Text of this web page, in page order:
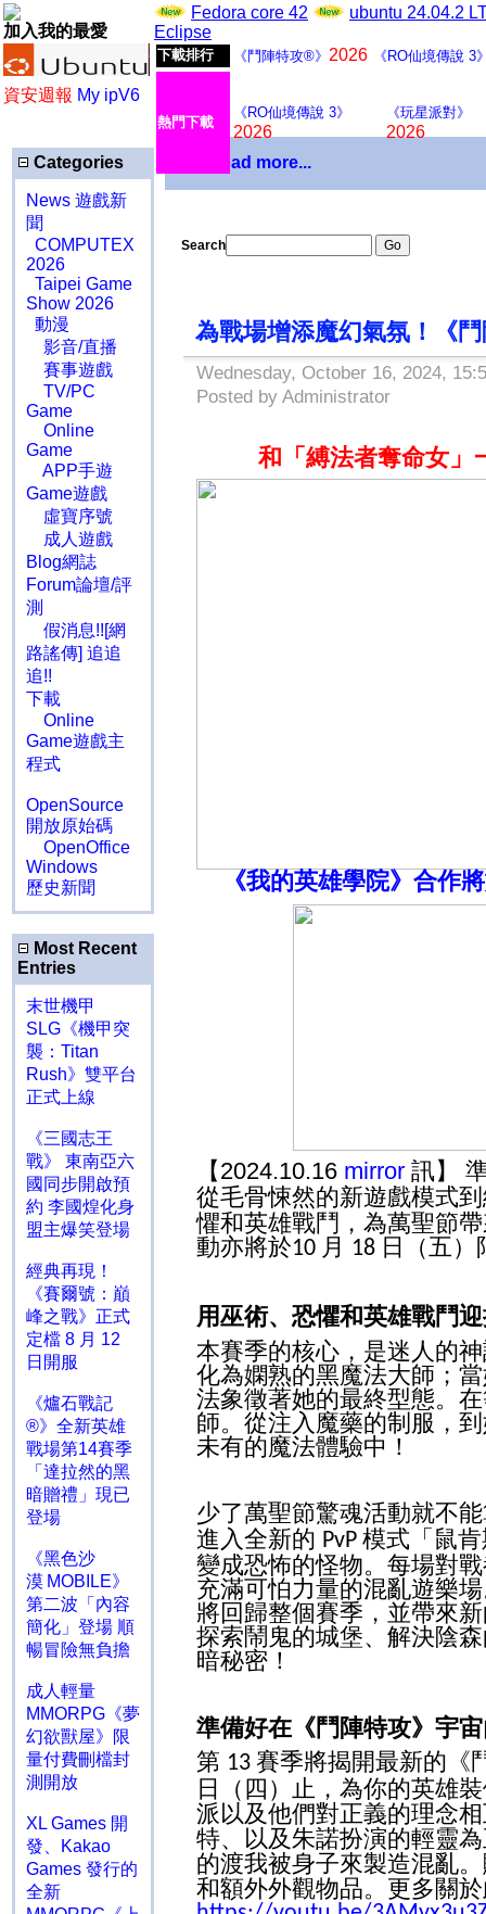
加入我的最愛
資安週報 My ipV6
Fedora core 42
ubuntu 24.04.2
Eclipse
下載排行 《鬥陣特攻®》 2026 《RO仙境傳說 3
熱門下載
《RO仙境傳說 3》
2026
《玩星派對》
2026
Categories
News 遊戲新
聞
COMPUTEX
2026
Taipei Game
Show 2026
動漫
影音/直播
賽事遊戲
TV/PC
Game
Online
Game
APP手遊
Game遊戲
虛寶序號
成人遊戲
Blog網誌
Forum論壇/評
測
假消息!![網
路謠傳] 追追
追!!
下載
Online
Game遊戲主
程式
OpenSource
開放原始碼
OpenOffice
Windows
歷史新聞
Most Recent
Entries
末世機甲
SLG《機甲突
襲：Titan
Rush》雙平台
正式上線
《三國志王
戰》 東南亞六
國同步開啟預
約 李國煌化身
盟主爆笑登場
經典再現！
《賽爾號：巔
峰之戰》正式
定檔 8 月 12
日開服
《爐石戰記
®》全新英雄
戰場第14賽季
「達拉然的黑
暗贈禮」現已
登場
《黑色沙
漠 MOBILE》
第二波「內容
簡化」登場 順
暢冒險無負擔
成人輕量
MMORPG《夢
幻欲獸屋》限
量付費刪檔封
測開放
XL Games 開
發、Kakao
Games 發行的
全新
Download more...
Search
為戰場增添魔幻氣氛！《
Wednesday, October 16, 2024,
Posted by Administrator
和「縛法者奪命女」
《我的英雄學院》合作
【2024.10.16 mirror 訊】
從毛骨悚然的新遊戲模式
懼和英雄戰鬥，為萬聖節
動亦將於10 月 18 日（五）
用巫術、恐懼和英雄戰鬥
本賽季的核心，是迷人的
化為嫻熟的黑魔法大師；
法象徵著她的最終型態。
師。從注入魔藥的制服，
未有的魔法體驗中！
少了萬聖節驚魂活動就不
進入全新的 PvP 模式「鼠
變成恐怖的怪物。每場對
充滿可怕力量的混亂遊樂
將回歸整個賽季，並帶來
探索鬧鬼的城堡、解決陰
暗秘密！
準備好在《鬥陣特攻》宇
第 13 賽季將揭開最新的《
日（四）止，為你的英雄
派以及他們對正義的理念
特、以及朱諾扮演的輕靈
的渡我被身子來製造混亂
和額外外觀物品。更多關